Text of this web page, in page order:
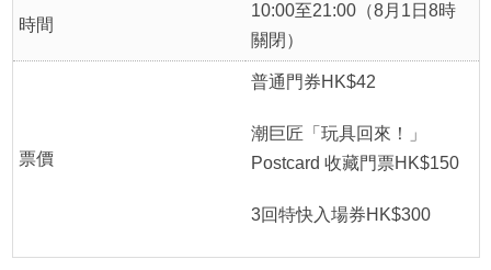
時間
10:00至21:00（8月1日8時
關閉）
票價
普通門券HK$42
潮巨匠「玩具回來！」
Postcard 收藏門票HK$150
3回特快入場券HK$300